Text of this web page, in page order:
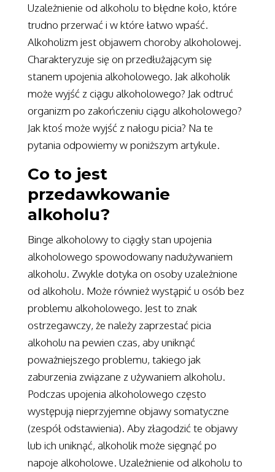
Uzależnienie od alkoholu to błędne koło, które
trudno przerwać i w które łatwo wpaść.
Alkoholizm jest objawem choroby alkoholowej.
Charakteryzuje się on przedłużającym się
stanem upojenia alkoholowego. Jak alkoholik
może wyjść z ciągu alkoholowego? Jak odtruć
organizm po zakończeniu ciągu alkoholowego?
Jak ktoś może wyjść z nałogu picia? Na te
pytania odpowiemy w poniższym artykule.
Co to jest
przedawkowanie
alkoholu?
Binge alkoholowy to ciągły stan upojenia
alkoholowego spowodowany nadużywaniem
alkoholu. Zwykle dotyka on osoby uzależnione
od alkoholu. Może również wystąpić u osób bez
problemu alkoholowego. Jest to znak
ostrzegawczy, że należy zaprzestać picia
alkoholu na pewien czas, aby uniknąć
poważniejszego problemu, takiego jak
zaburzenia związane z używaniem alkoholu.
Podczas upojenia alkoholowego często
występują nieprzyjemne objawy somatyczne
(zespół odstawienia). Aby złagodzić te objawy
lub ich uniknąć, alkoholik może sięgnąć po
napoje alkoholowe. Uzależnienie od alkoholu to